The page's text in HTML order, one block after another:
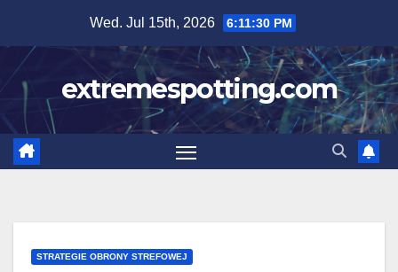
content
Wed. Jul 15th, 2026 6:11:32 PM
extremespotting.com
STRATEGIE OBRONY STREFOWEJ